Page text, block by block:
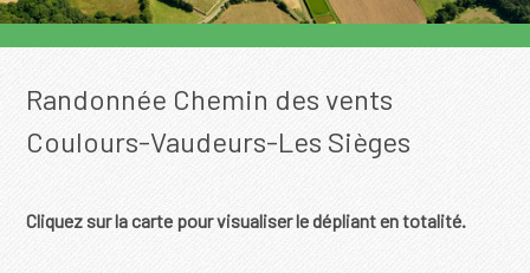
Randonnée Chemin des vents
Coulours-Vaudeurs-Les Sièges
Cliquez sur la carte pour visualiser le dépliant en totalité.